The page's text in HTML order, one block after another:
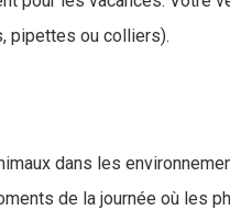
pipettes ou colliers).
dans les
de la journée où les